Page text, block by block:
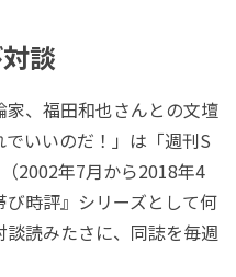
談
、福田和也さんとの文壇
いいのだ！」は「週刊S
2002年7月から2018年4
時評』シリーズとして何
読みたさに、同誌を毎週